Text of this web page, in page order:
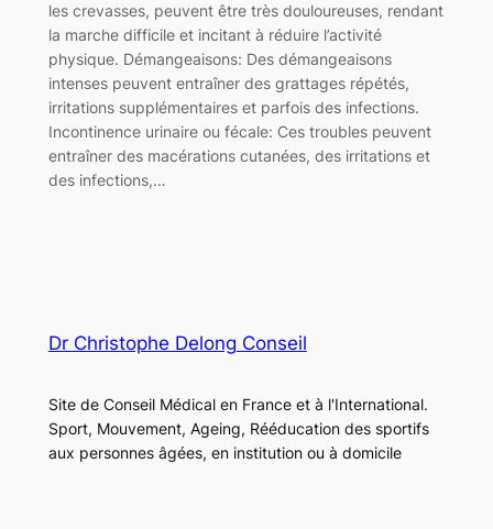
les crevasses, peuvent être très douloureuses, rendant
la marche difficile et incitant à réduire l’activité
physique. Démangeaisons: Des démangeaisons
intenses peuvent entraîner des grattages répétés,
irritations supplémentaires et parfois des infections.
Incontinence urinaire ou fécale: Ces troubles peuvent
entraîner des macérations cutanées, des irritations et
des infections,…
Dr Christophe Delong Conseil
Site de Conseil Médical en France et à l'International.
Sport, Mouvement, Ageing, Rééducation des sportifs
aux personnes âgées, en institution ou à domicile